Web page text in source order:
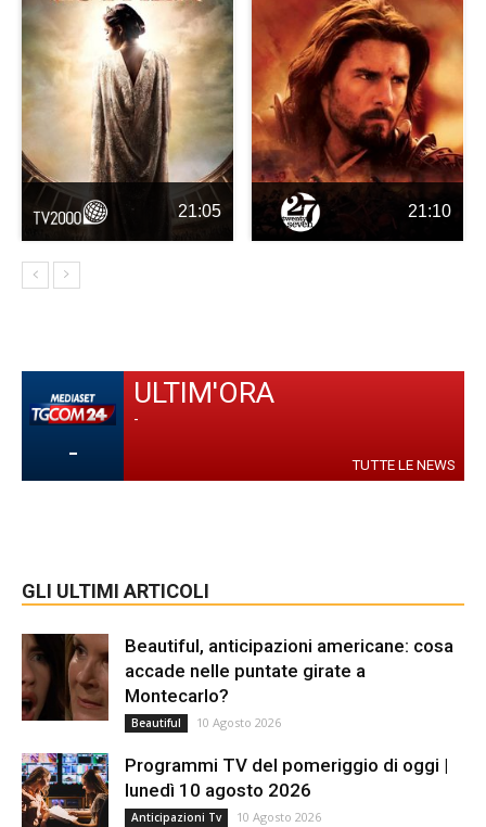
21:05 21:10
-
ULTIM'ORA
-
TUTTE LE NEWS
GLI ULTIMI ARTICOLI
Beautiful, anticipazioni americane: cosa
accade nelle puntate girate a
Montecarlo?
Beautiful 10 Agosto 2026
Programmi TV del pomeriggio di oggi |
lunedì 10 agosto 2026
Anticipazioni Tv 10 Agosto 2026